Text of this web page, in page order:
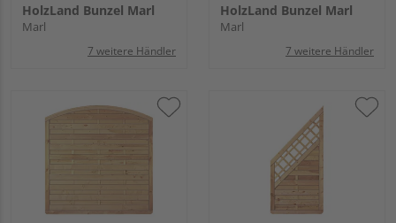
HolzLand Bunzel Marl
Marl
7 weitere Händler
HolzLand Bunzel Marl
Marl
7 weitere Händler